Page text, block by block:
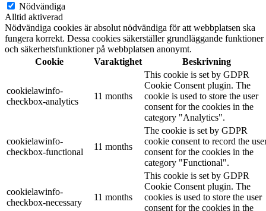
Nödvändiga
Alltid aktiverad
Nödvändiga cookies är absolut nödvändiga för att webbplatsen ska
fungera korrekt. Dessa cookies säkerställer grundläggande funktioner
och säkerhetsfunktioner på webbplatsen anonymt.
Cookie
Varaktighet Beskrivning
cookielawinfo-
checkbox-analytics
11 months
This cookie is set by GDPR
Cookie Consent plugin. The
cookie is used to store the user
consent for the cookies in the
category "Analytics".
cookielawinfo-
checkbox-functional
11 months
The cookie is set by GDPR
cookie consent to record the
consent for the cookies in the
category "Functional".
cookielawinfo-
checkbox-necessary
11 months
This cookie is set by GDPR
Cookie Consent plugin. The
cookies is used to store the user
consent for the cookies in the